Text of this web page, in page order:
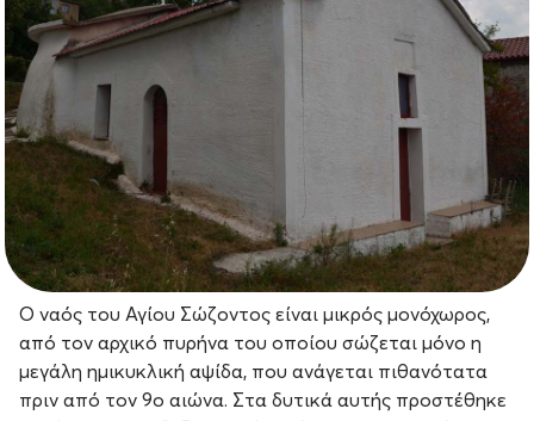
Ο ναός του Αγίου Σώζοντος είναι μικρός μονόχωρος,
από τον αρχικό πυρήνα του οποίου σώζεται μόνο η
μεγάλη ημικυκλική αψίδα, που ανάγεται πιθανότατα
πριν από τον 9ο αιώνα. Στα δυτικά αυτής προστέθηκε